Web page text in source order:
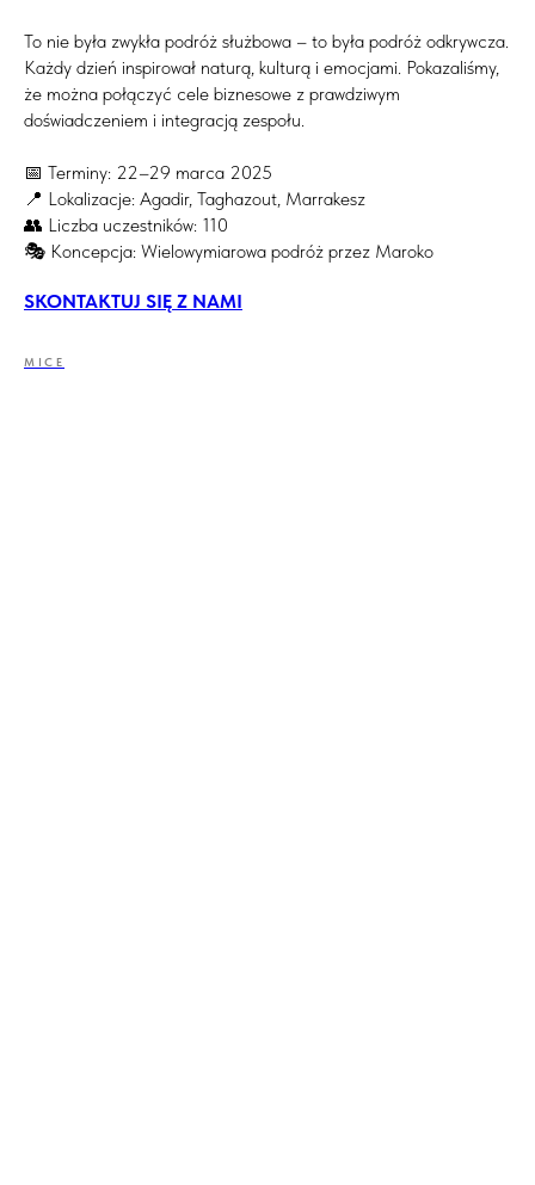
To nie była zwykła podróż służbowa – to była podróż odkrywcza.
Każdy dzień inspirował naturą, kulturą i emocjami. Pokazaliśmy,
że można połączyć cele biznesowe z prawdziwym
doświadczeniem i integracją zespołu.
📅 Terminy: 22–29 marca 2025
📍 Lokalizacje: Agadir, Taghazout, Marrakesz
👥 Liczba uczestników: 110
🎭 Koncepcja: Wielowymiarowa podróż przez Maroko
SKONTAKTUJ SIĘ Z NAMI
MICE